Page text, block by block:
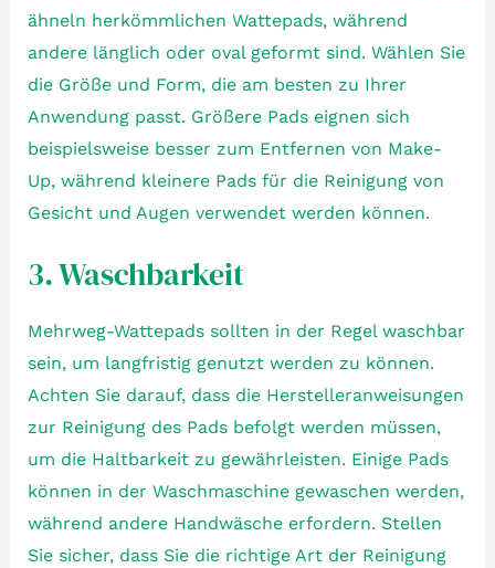
ähneln herkömmlichen Wattepads, während
andere länglich oder oval geformt sind. Wählen Sie
die Größe und Form, die am besten zu Ihrer
Anwendung passt. Größere Pads eignen sich
beispielsweise besser zum Entfernen von Make-
Up, während kleinere Pads für die Reinigung von
Gesicht und Augen verwendet werden können.
3. Waschbarkeit
Mehrweg-Wattepads sollten in der Regel waschbar
sein, um langfristig genutzt werden zu können.
Achten Sie darauf, dass die Herstelleranweisungen
zur Reinigung des Pads befolgt werden müssen,
um die Haltbarkeit zu gewährleisten. Einige Pads
können in der Waschmaschine gewaschen werden,
während andere Handwäsche erfordern. Stellen
Sie sicher, dass Sie die richtige Art der Reinigung